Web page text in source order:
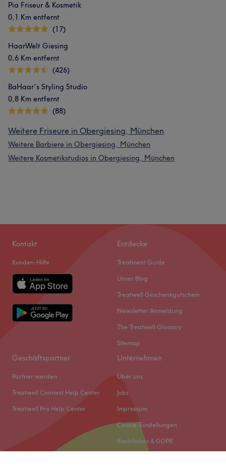
Pia Friseur & Kosmetik
0,1 Km entfernt
(17)
HaarWelt Giesing
0,6 Km entfernt
(426)
BaHaar´s Styling Studio
0,8 Km entfernt
(88)
Weitere Friseure in Obergiesing, München
Weitere Barbiere in Obergiesing, München
Weitere Kosmetikstudios in Obergiesing, München
Kontakt
Kunden-Hilfe
Entdecke
Treatment Guide
Unser Blog
Treatwell Geschenkgutschein
Newsletter Anmeldung
The Treatwell Glossary
Sitemap
Geschäftspartner
Partner werden
Treatwell Connect Help Center
Treatwell Pro Help Center
Unternehmen
Über uns
Jobs
Impressum
Cookie-Einstellungen
Rechtliches & GDPR